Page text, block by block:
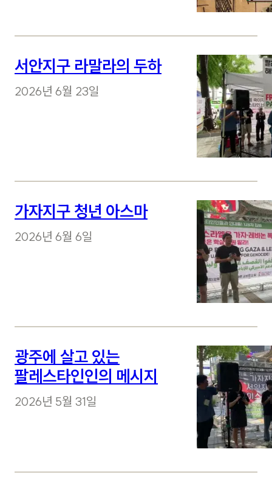
서안지구 라말라의 두하
2026년 6월 23일
가자지구 청년 아스마
2026년 6월 6일
광주에 살고 있는
팔레스타인인의 메시지
2026년 5월 31일